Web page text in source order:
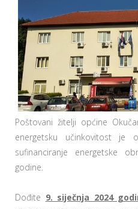
Poštovani žitelji općine
energetsku učinkovitost je
sufinanciranje energetske
godine.
Dođite 9. siječnja 2024